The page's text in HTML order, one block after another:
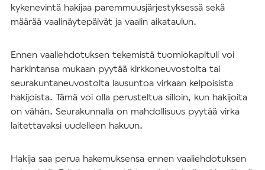
kykenevintä hakijaa paremmuusjärjestyksessä sekä
määrää vaalinäytepäivät ja vaalin aikataulun.
Ennen vaaliehdotuksen tekemistä tuomiokapituli voi
harkintansa mukaan pyytää kirkkoneuvostolta tai
seurakuntaneuvostolta lausuntoa virkaan kelpoisista
hakijoista. Tämä voi olla perusteltua silloin, kun hakijoita
on vähän. Seurakunnalla on mahdollisuus pyytää virka
laitettavaksi uudelleen hakuun.
Hakija saa perua hakemuksensa ennen vaaliehdotuksen